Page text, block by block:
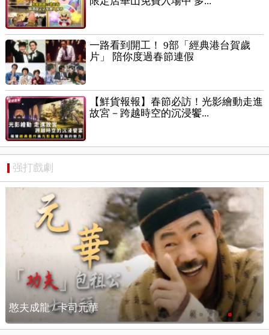
一路看到開工！ 9部「經典港台賀歲
片」 陪你度過春節連假
【鮮貨報報】春節必訪！光影繪動走進
故宮－跨越時空的沉浸饗...
强打戲劇
憨夫成龍 / 搶先看